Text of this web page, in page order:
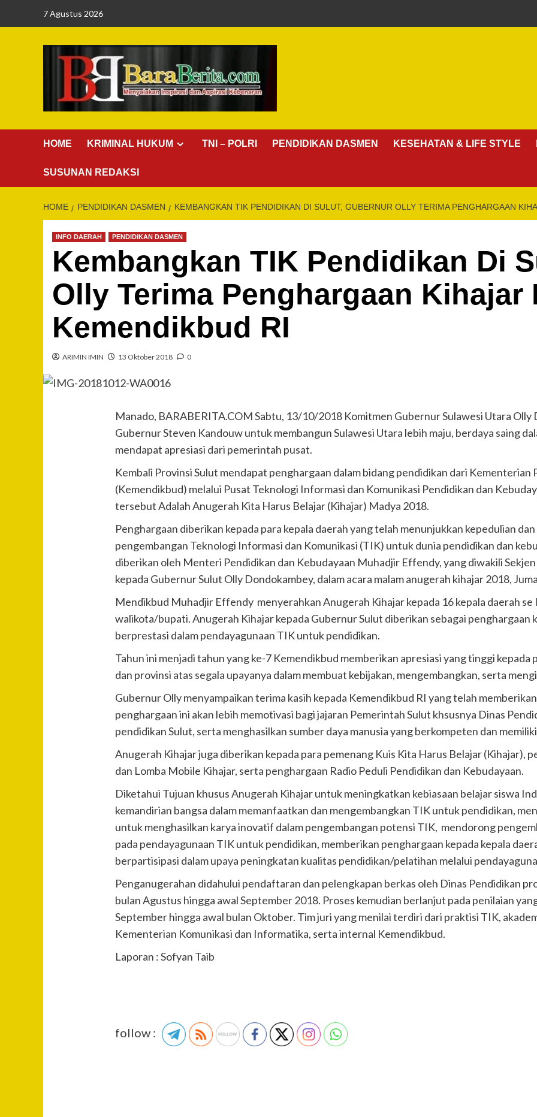
7 Agustus 2026
HOME KRIMINAL HUKUM TNI – POLRI PENDIDIKAN DASMEN KESEHATAN & LIFE STYLE
SUSUNAN REDAKSI
HOME PENDIDIKAN DASMEN KEMBANGKAN TIK PENDIDIKAN DI SULUT, GUBERNUR OLLY TERIMA PENGHARGAAN
INFO DAERAH PENDIDIKAN DASMEN
Kembangkan TIK Pendidikan Di
Olly Terima Penghargaan Kihajar
Kemendikbud RI
ARIMIN IMIN 13 Oktober 2018 0
Manado, BARABERITA.COM Sabtu, 13/10/2018 Komitmen Gubernur Sulawesi Utara Olly
Gubernur Steven Kandouw untuk membangun Sulawesi Utara lebih maju, berdaya saing
mendapat apresiasi dari pemerintah pusat.
Kembali Provinsi Sulut mendapat penghargaan dalam bidang pendidikan dari Kementerian
(Kemendikbud) melalui Pusat Teknologi Informasi dan Komunikasi Pendidikan dan
tersebut Adalah Anugerah Kita Harus Belajar (Kihajar) Madya 2018.
Penghargaan diberikan kepada para kepala daerah yang telah menunjukkan kepedulian
pengembangan Teknologi Informasi dan Komunikasi (TIK) untuk dunia pendidikan dan
diberikan oleh Menteri Pendidikan dan Kebudayaan Muhadjir Effendy, yang diwakili
kepada Gubernur Sulut Olly Dondokambey, dalam acara malam anugerah kihajar 2018,
Mendikbud Muhadjir Effendy menyerahkan Anugerah Kihajar kepada 16 kepala daerah se
walikota/bupati. Anugerah Kihajar kepada Gubernur Sulut diberikan sebagai penghargaan
berprestasi dalam pendayagunaan TIK untuk pendidikan.
Tahun ini menjadi tahun yang ke-7 Kemendikbud memberikan apresiasi yang tinggi
dan provinsi atas segala upayanya dalam membuat kebijakan, mengembangkan, serta
Gubernur Olly menyampaikan terima kasih kepada Kemendikbud RI yang telah
penghargaan ini akan lebih memotivasi bagi jajaran Pemerintah Sulut khsusnya Dinas
pendidikan Sulut, serta menghasilkan sumber daya manusia yang berkompeten dan
Anugerah Kihajar juga diberikan kepada para pemenang Kuis Kita Harus Belajar (Kihajar),
dan Lomba Mobile Kihajar, serta penghargaan Radio Peduli Pendidikan dan Kebudayaan.
Diketahui Tujuan khusus Anugerah Kihajar untuk meningkatkan kebiasaan belajar siswa
kemandirian bangsa dalam memanfaatkan dan mengembangkan TIK untuk pendidikan,
untuk menghasilkan karya inovatif dalam pengembangan potensi TIK, mendorong
pada pendayagunaan TIK untuk pendidikan, memberikan penghargaan kepada kepala
berpartisipasi dalam upaya peningkatan kualitas pendidikan/pelatihan melalui
Penganugerahan didahului pendaftaran dan pelengkapan berkas oleh Dinas Pendidikan
bulan Agustus hingga awal September 2018. Proses kemudian berlanjut pada penilaian
September hingga awal bulan Oktober. Tim juri yang menilai terdiri dari praktisi TIK,
Kementerian Komunikasi dan Informatika, serta internal Kemendikbud.
Laporan : Sofyan Taib
follow :